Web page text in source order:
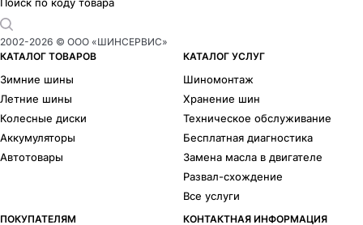
2002-2026 © ООО «ШИНСЕРВИС»
КАТАЛОГ ТОВАРОВ
Зимние шины
Летние шины
Колесные диски
Аккумуляторы
Автотовары
КАТАЛОГ УСЛУГ
Шиномонтаж
Хранение шин
Техническое обслуживание
Бесплатная диагностика
Замена масла в двигателе
Развал-схождение
Все услуги
ПОКУПАТЕЛЯМ КОНТАКТНАЯ ИНФОРМАЦИЯ